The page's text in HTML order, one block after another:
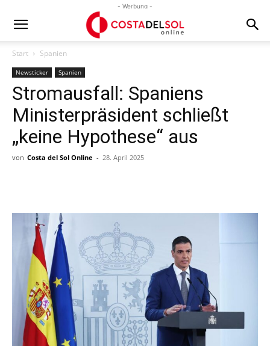
- Werbung -
Start Spanien
Newsticker Spanien
Stromausfall: Spaniens
Ministerpräsident schließt
„keine Hypothese“ aus
von Costa del Sol Online - 28. April 2025